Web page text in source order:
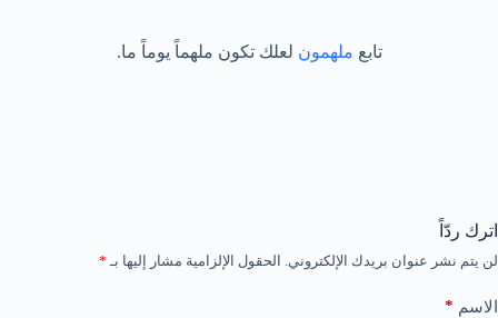
تابع ملهمون لعلك تكون ملهماً يوماً ما.
اترك ردّاً
لن يتم نشر عنوان بريدك الإلكتروني. الحقول الإلزامية مشار إليها بـ *
الاسم *